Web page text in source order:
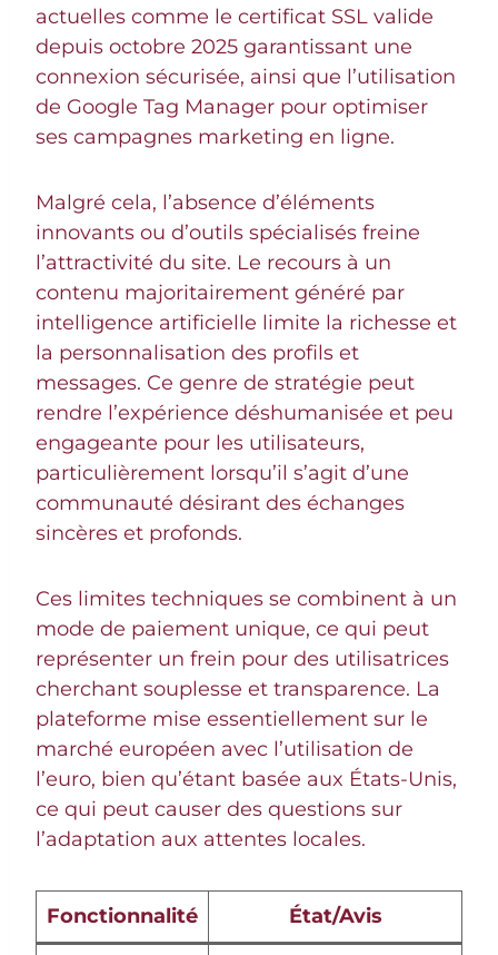
actuelles comme le certificat SSL valide
depuis octobre 2025 garantissant une
connexion sécurisée, ainsi que l’utilisation
de Google Tag Manager pour optimiser
ses campagnes marketing en ligne.
Malgré cela, l’absence d’éléments
innovants ou d’outils spécialisés freine
l’attractivité du site. Le recours à un
contenu majoritairement généré par
intelligence artificielle limite la richesse et
la personnalisation des profils et
messages. Ce genre de stratégie peut
rendre l’expérience déshumanisée et peu
engageante pour les utilisateurs,
particulièrement lorsqu’il s’agit d’une
communauté désirant des échanges
sincères et profonds.
Ces limites techniques se combinent à un
mode de paiement unique, ce qui peut
représenter un frein pour des utilisatrices
cherchant souplesse et transparence. La
plateforme mise essentiellement sur le
marché européen avec l’utilisation de
l’euro, bien qu’étant basée aux États-Unis,
ce qui peut causer des questions sur
l’adaptation aux attentes locales.
Fonctionnalité État/Avis